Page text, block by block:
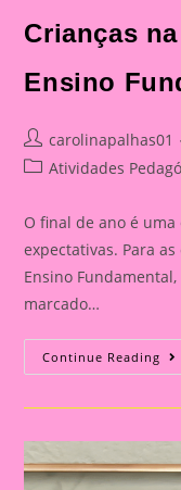
Crianças
Ensino
Post
author:
carolinapalhas01
PostAtividades
O final de ano é
expectativas. Para
Ensino
marcado…
Continue Reading
De